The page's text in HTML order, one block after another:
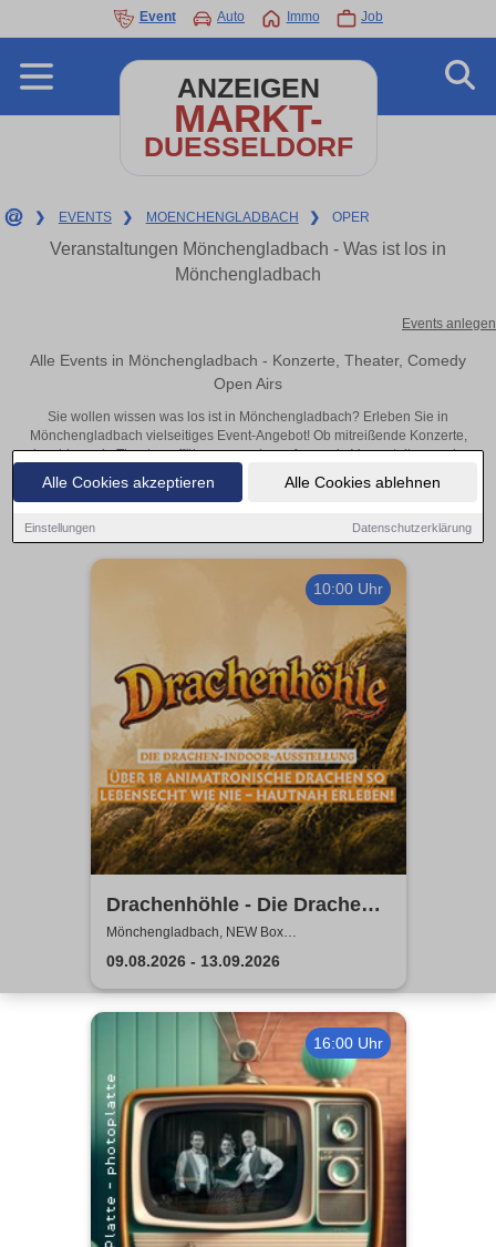
Alle Cookies akzeptieren Alle Cookies ablehnen
Einstellungen Datenschutzerklärung
Event Auto Immo Job
ANZEIGEN
MARKT-
DUESSELDORF
❯ EVENTS ❯ MOENCHENGLADBACH ❯ OPER
Veranstaltungen Mönchengladbach - Was ist los in
Mönchengladbach
Events anlegen
Alle Events in Mönchengladbach - Konzerte, Theater, Comedy
Open Airs
Sie wollen wissen was los ist in Mönchengladbach? Erleben Sie in
Mönchengladbach vielseitiges Event-Angebot! Ob mitreißende Konzerte,
inspirierende Theateraufführungen oder aufregende Veranstaltungen in
Mönchengladbach – hier finden alles im Überblick und Tickets.
10:00 Uhr
Drachenhöhle - Die Drachen-
Indoor-Ausstellung
Mönchengladbach, NEW Box
Mönchengladbach
09.08.2026 - 13.09.2026
16:00 Uhr